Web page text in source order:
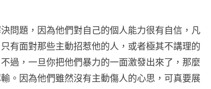
題，因為他們對自己的個人能力很有自信，凡
有面對那些主動招惹他的人，或者極其不講理的
過，一旦你把他們暴力的一面激發出來了，那麼
。因為他們雖然沒有主動傷人的心思，可真要展